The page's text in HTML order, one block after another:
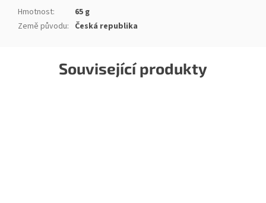
Související produkty
Hmotnost:
65 g
Země původu: Česká republika